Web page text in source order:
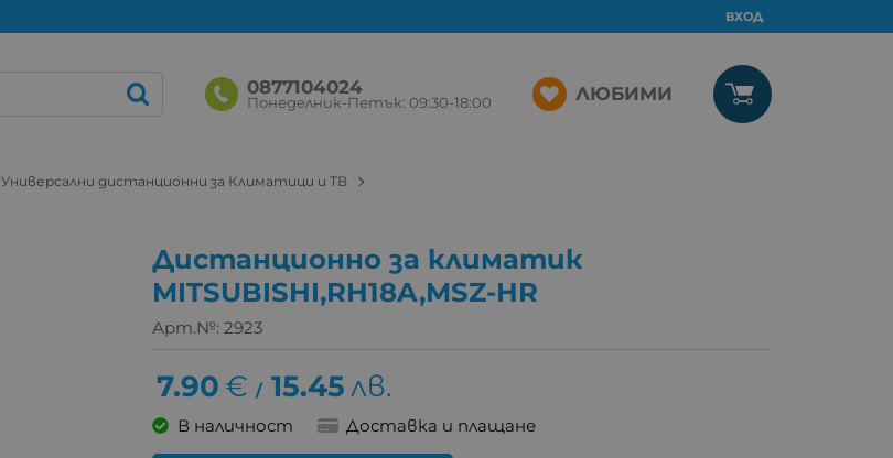
ВХОД
0877104024
Понеделник-Петък: 09:30-18:00 ЛЮБИМИ
Универсални дистанционни за Климатици и ТВ
Дистанционно за климатик
MITSUBISHI,RH18A,MSZ-HR
Арт.№: 2923
7.90€ / 15.45лв.
В наличност Доставка и плащане